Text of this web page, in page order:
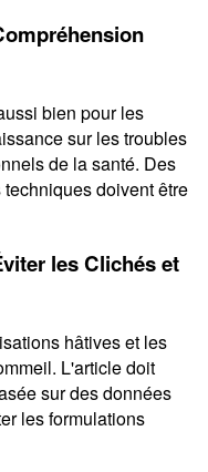
bien pour les
sur les troubles
de la santé. Des
doivent être
les Clichés et
hâtives et les
L'article doit
sur des données
les formulations